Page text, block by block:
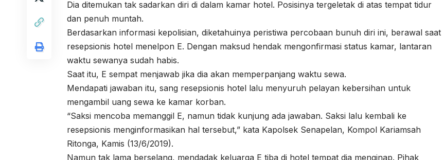
Dia ditemukan tak sadarkan diri di dalam kamar hotel. Posisinya tergeletak di atas tempat tidur
dan penuh muntah.
Berdasarkan informasi kepolisian, diketahuinya peristiwa percobaan bunuh diri ini, berawal saat
resepsionis hotel menelpon E. Dengan maksud hendak mengonfirmasi status kamar, lantaran
waktu sewanya sudah habis.
Saat itu, E sempat menjawab jika dia akan memperpanjang waktu sewa.
Mendapati jawaban itu, sang resepsionis hotel lalu menyuruh pelayan kebersihan untuk
mengambil uang sewa ke kamar korban.
“Saksi mencoba memanggil E, namun tidak kunjung ada jawaban. Saksi lalu kembali ke
resepsionis menginformasikan hal tersebut,” kata Kapolsek Senapelan, Kompol Kariamsah
Ritonga, Kamis (13/6/2019).
Namun tak lama berselang, mendadak keluarga E tiba di hotel tempat dia menginap. Pihak